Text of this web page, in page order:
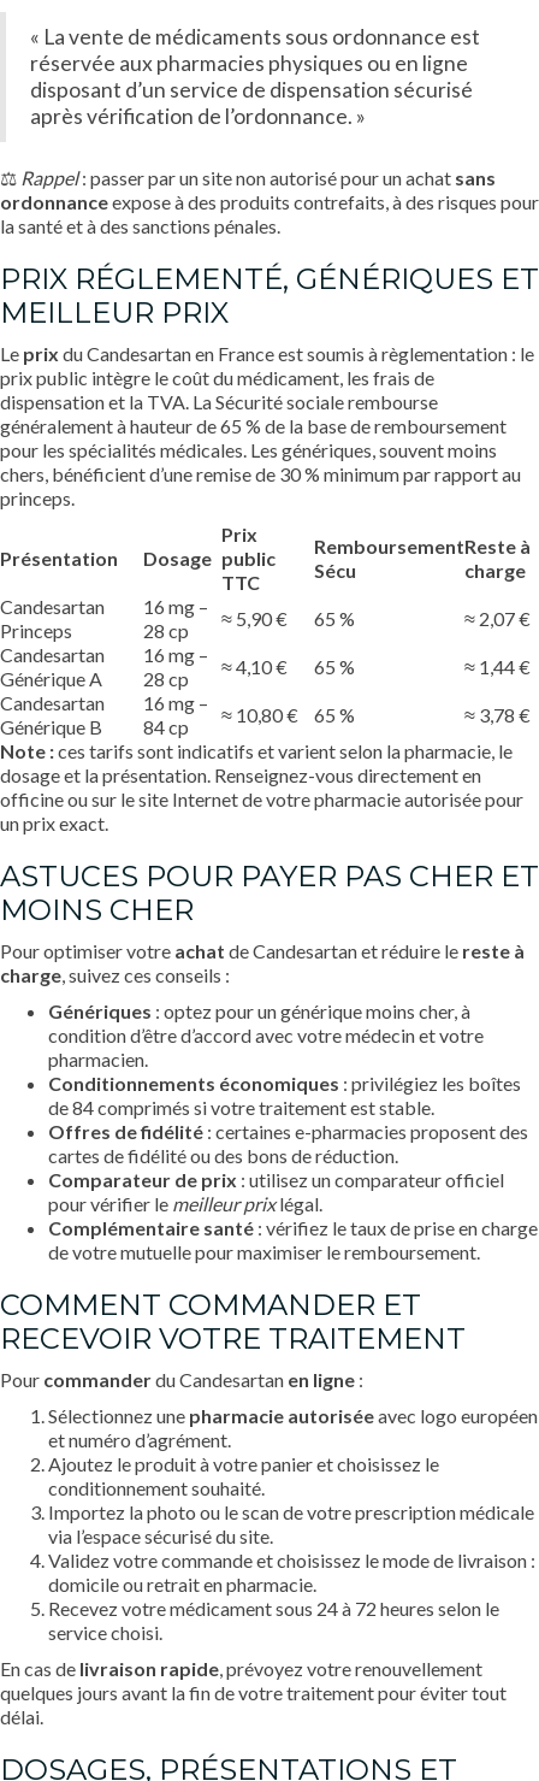
« La vente de médicaments sous ordonnance est
réservée aux pharmacies physiques ou en ligne
disposant d’un service de dispensation sécurisé
après vérification de l’ordonnance. »
⚖️ Rappel: passer par un site non autorisé pour un achat sans
ordonnanceexpose à des produits contrefaits, à des risques pour
la santé et à des sanctions pénales.
PRIX RÉGLEMENTÉ, GÉNÉRIQUES ET
MEILLEUR PRIX
Le prix du Candesartan en France est soumis à règlementation : le
prix public intègre le coût du médicament, les frais de
dispensation et la TVA. La Sécurité sociale rembourse
généralement à hauteur de 65 % de la base de remboursement
pour les spécialités médicales. Les génériques, souvent moins
chers, bénéficient d’une remise de 30 % minimum par rapport au
princeps.
Présentation Dosage
Prix
public
TTC
Remboursement
Sécu
Reste à
charge
Candesartan
Princeps
16 mg –
28 cp
≈ 5,90 € 65 %
≈ 2,07 €
Candesartan
Générique A
16 mg –
28 cp
≈ 4,10 € 65 %
≈ 1,44 €
Candesartan
Générique B
16 mg –
84 cp
≈ 10,80 € 65 %
≈ 3,78 €
Note :ces tarifs sont indicatifs et varient selon la pharmacie, le
dosage et la présentation. Renseignez-vous directement en
officine ou sur le site Internet de votre pharmacie autorisée pour
un prix exact.
ASTUCES POUR PAYER PAS CHER ET
MOINS CHER
Pour optimiser votre achat de Candesartan et réduire le reste à
charge, suivez ces conseils :
Génériques : optez pour un générique moins cher, à
condition d’être d’accord avec votre médecin et votre
pharmacien.
Conditionnements économiques : privilégiez les boîtes
de 84 comprimés si votre traitement est stable.
Offres de fidélité : certaines e-pharmacies proposent des
cartes de fidélité ou des bons de réduction.
Comparateur de prix : utilisez un comparateur officiel
pour vérifier le meilleur prixlégal.
Complémentaire santé : vérifiez le taux de prise en charge
de votre mutuelle pour maximiser le remboursement.
COMMENT COMMANDER ET
RECEVOIR VOTRE TRAITEMENT
Pour commanderdu Candesartan en ligne :
Sélectionnez une pharmacie autoriséeavec logo européen
et numéro d’agrément.
Ajoutez le produit à votre panier et choisissez le
conditionnement souhaité.
Importez la photo ou le scan de votre prescription médicale
via l’espace sécurisé du site.
Validez votre commande et choisissez le mode de livraison :
domicile ou retrait en pharmacie.
Recevez votre médicament sous 24 à 72 heures selon le
service choisi.
En cas de livraison rapide, prévoyez votre renouvellement
quelques jours avant la fin de votre traitement pour éviter tout
délai.
DOSAGES, PRÉSENTATIONS ET